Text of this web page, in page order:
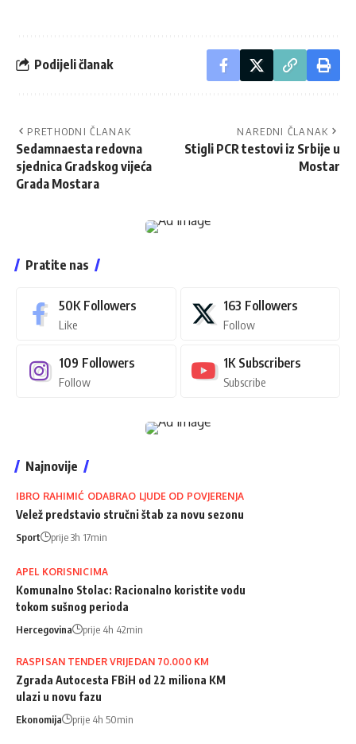
Podijeli članak
PRETHODNI ČLANAK
Sedamnaesta redovna
sjednica Gradskog vijeća
Grada Mostara
NAREDNI ČLANAK
Stigli PCR testovi iz Srbije u
Mostar
Pratite nas
50K Followers
Like
163 Followers
Follow
109 Followers
Follow
1K Subscribers
Subscribe
Najnovije
IBRO RAHIMIĆ ODABRAO LJUDE OD POVJERENJA
Velež predstavio stručni štab za novu sezonu
Sport prije 3h 17min
APEL KORISNICIMA
Komunalno Stolac: Racionalno koristite vodu
tokom sušnog perioda
Hercegovina prije 4h 42min
RASPISAN TENDER VRIJEDAN 70.000 KM
Zgrada Autocesta FBiH od 22 miliona KM
ulazi u novu fazu
Ekonomija prije 4h 50min